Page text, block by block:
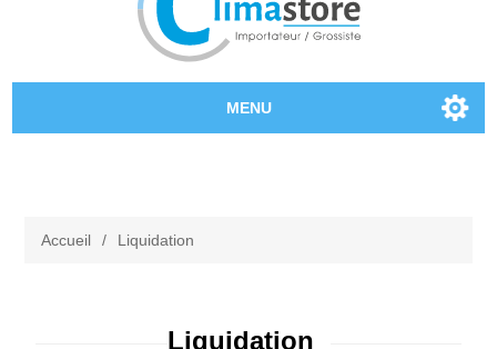
MENU
Accueil / Liquidation
Liquidation